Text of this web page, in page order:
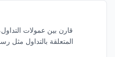
قارن بين عمولات
المتعلقة بالتداول